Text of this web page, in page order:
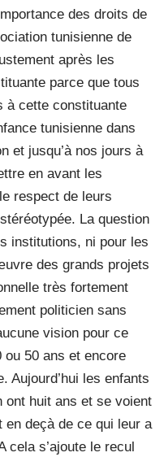
des droits de
tunisienne de
après les
parce que tous
à cette constituante
tunisienne dans
et jusqu’à nos jours à
en avant les
respect de leurs
La question
institutions, ni pour les
des grands projets
très fortement
politicien sans
vision pour ce
ou 50 ans et encore
Aujourd’hui les enfants
ont huit ans et se voient
deçà de ce qui leur a
cela s’ajoute le recul